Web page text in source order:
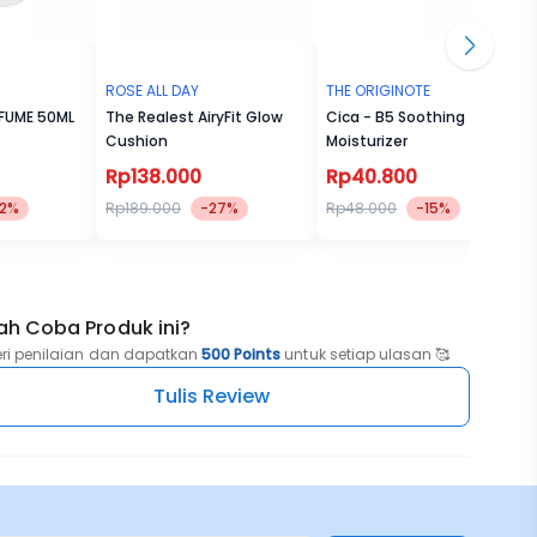
50ML
ROSE ALL DAY
The Realest AiryFit Glow
Cushion
Rp138.000
Rp189.000 -27%
THE ORIGINOTE
Cica - B5 Soothing
Moisturizer
Rp40.800
Rp48.000 -15%
Coba Produk ini?
penilaian dan dapatkan 500 Points untuk setiap ulasan 🥰
Tulis Review